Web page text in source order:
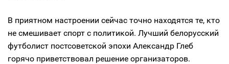
В приятном настроении сейчас точно находятся те, кто
не смешивает спорт с политикой. Лучший белорусский
футболист постсоветской эпохи Александр Глеб
горячо приветствовал решение организаторов.